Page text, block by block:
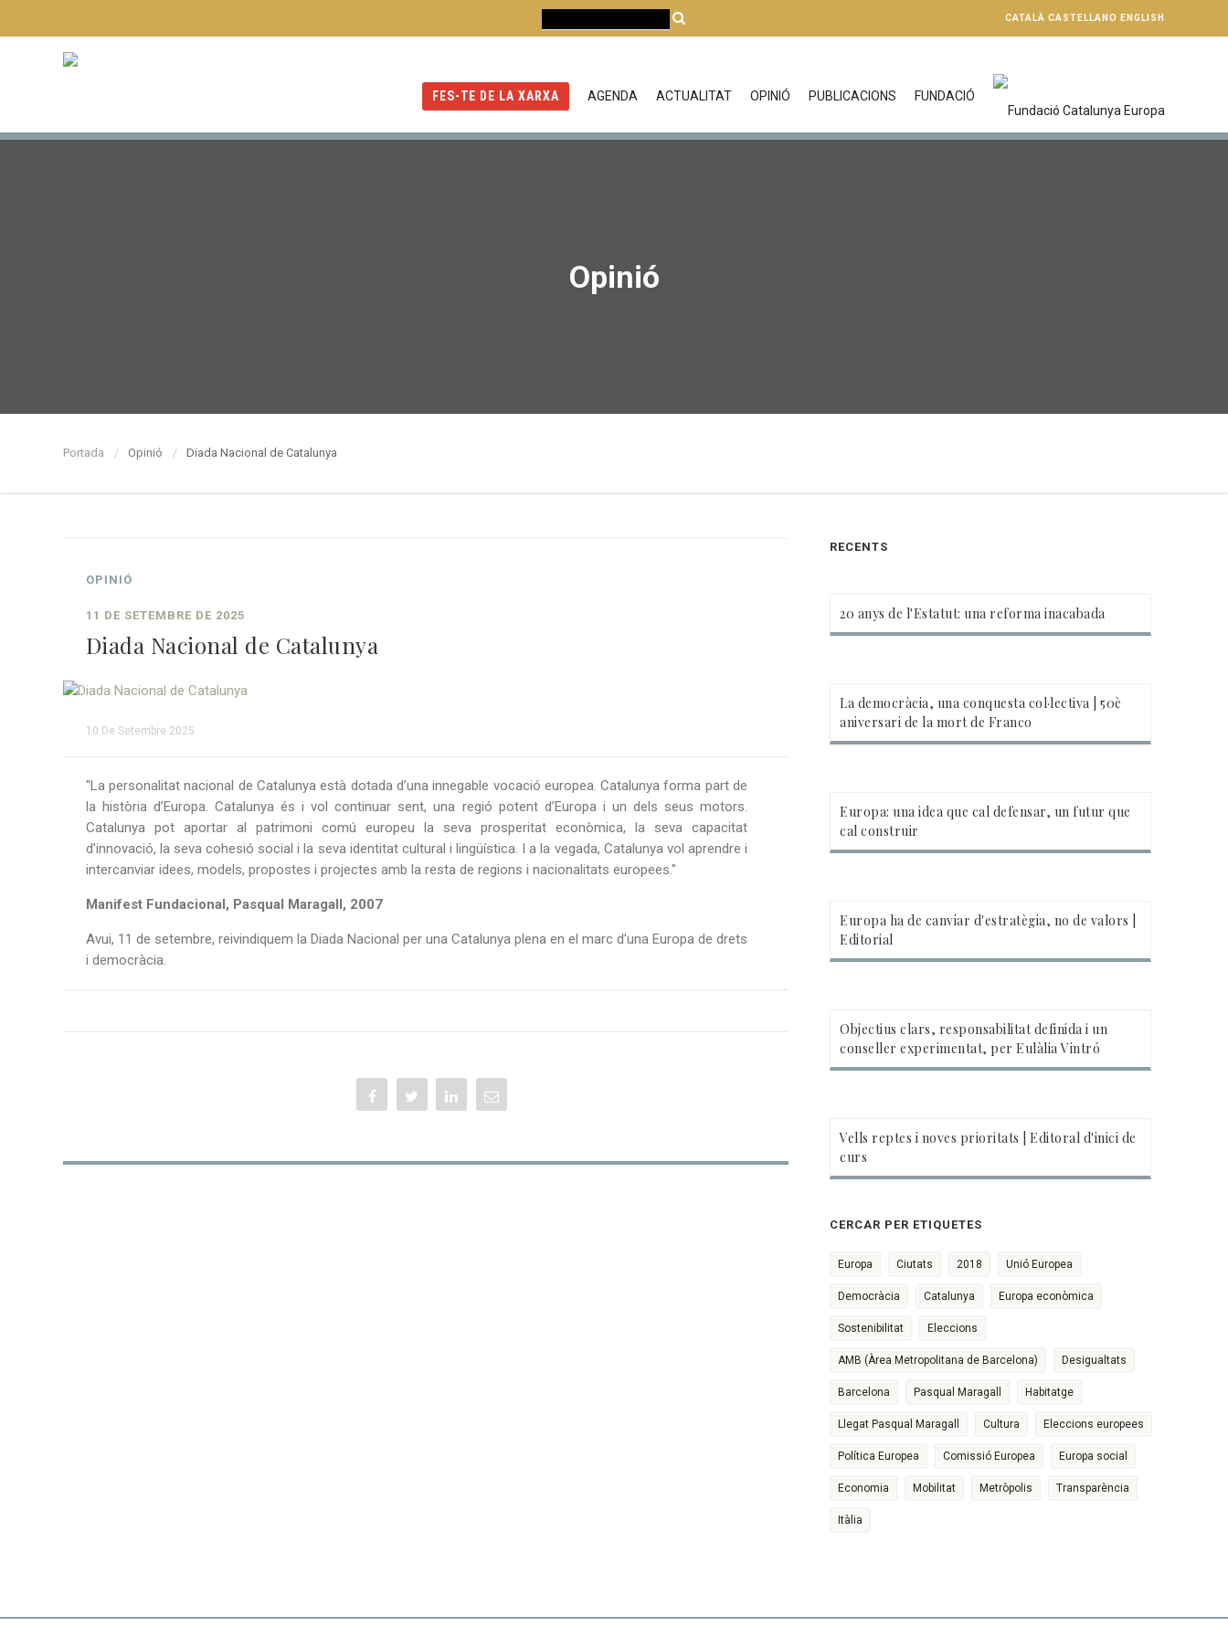
CATALÀ CASTELLANO ENGLISH
FES-TE DE LA XARXA AGENDA ACTUALITAT OPINIÓ PUBLICACIONS FUNDACIÓ
Opinió
Portada Opinió Diada Nacional de Catalunya
OPINIÓ
11 DE SETEMBRE DE 2025
Diada Nacional de Catalunya
10 De Setembre 2025
"La personalitat nacional de Catalunya està dotada d’una innegable vocació europea. Catalunya forma part de
la història d’Europa. Catalunya és i vol continuar sent, una regió potent d’Europa i un dels seus motors.
Catalunya pot aportar al patrimoni comú europeu la seva prosperitat econòmica, la seva capacitat
d’innovació, la seva cohesió social i la seva identitat cultural i lingüística. I a la vegada, Catalunya vol aprendre i
intercanviar idees, models, propostes i projectes amb la resta de regions i nacionalitats europees."
Manifest Fundacional, Pasqual Maragall, 2007
Avui, 11 de setembre, reivindiquem la Diada Nacional per una Catalunya plena en el marc d'una Europa de drets
i democràcia.
RECENTS
20 anys de l'Estatut: una reforma inacabada
La democràcia, una conquesta col·lectiva | 50è
aniversari de la mort de Franco
Europa: una idea que cal defensar, un futur que
cal construir
Europa ha de canviar d'estratègia, no de valors |
Editorial
Objectius clars, responsabilitat definida i un
conseller experimentat, per Eulàlia Vintró
Vells reptes i noves prioritats | Editoral d'inici de
curs
CERCAR PER ETIQUETES
Europa Ciutats 2018 Unió Europea
Democràcia Catalunya Europa econòmica
Sostenibilitat Eleccions
AMB (Àrea Metropolitana de Barcelona) Desigualtats
Barcelona Pasqual Maragall Habitatge
Llegat Pasqual Maragall Cultura Eleccions europees
Política Europea Comissió Europea Europa social
Economia Mobilitat Metròpolis Transparència
Itàlia